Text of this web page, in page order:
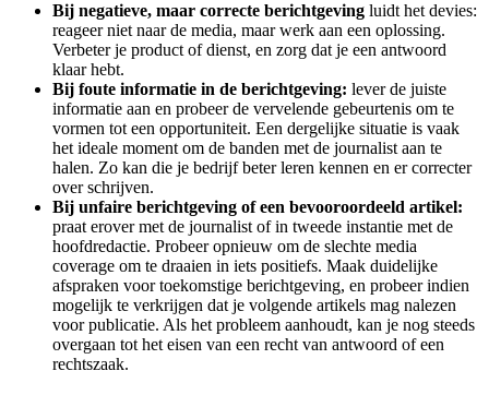
Bij negatieve, maar correcte berichtgeving luidt het devies:
reageer niet naar de media, maar werk aan een oplossing.
Verbeter je product of dienst, en zorg dat je een antwoord
klaar hebt.
Bij foute informatie in de berichtgeving: lever de juiste
informatie aan en probeer de vervelende gebeurtenis om te
vormen tot een opportuniteit. Een dergelijke situatie is vaak
het ideale moment om de banden met de journalist aan te
halen. Zo kan die je bedrijf beter leren kennen en er correcter
over schrijven.
Bij unfaire berichtgeving of een bevooroordeeld artikel:
praat erover met de journalist of in tweede instantie met de
hoofdredactie. Probeer opnieuw om de slechte media
coverage om te draaien in iets positiefs. Maak duidelijke
afspraken voor toekomstige berichtgeving, en probeer indien
mogelijk te verkrijgen dat je volgende artikels mag nalezen
voor publicatie. Als het probleem aanhoudt, kan je nog steeds
overgaan tot het eisen van een recht van antwoord of een
rechtszaak.